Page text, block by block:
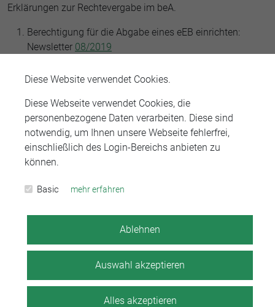
Diese Website verwendet Cookies.
Diese Webseite verwendet Cookies, die
personenbezogene Daten verarbeiten. Diese sind
notwendig, um Ihnen unsere Webseite fehlerfrei,
einschließlich des Login-Bereichs anbieten zu
können.
Basic mehr erfahren
Ablehnen
Auswahl akzeptieren
Alles akzeptieren
Erklärungen zur Rechtevergabe im beA.
Berechtigung für die Abgabe eines eEB einrichten:
Newsletter 08/2019
Berechtigung für Mitarbeiter einrichten:
Berechtigung für einen Rechtsanwalt einrichten:
Newsletter 03/2017und16/2018
Das Video können Sie sich hier ansehen: